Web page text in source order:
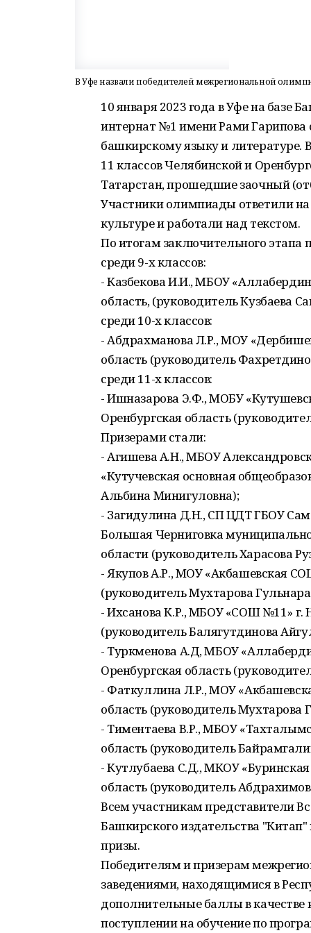
В Уфе назвали победителей межрегиональной
10 января 2023 года в Уфе на базе
интернат №1 имени Рами
башкирскому языку и литературе.
11 классов Челябинской и
Татарстан, прошедшие заочный
Участники олимпиады ответили
культуре и работали над текстом.
По итогам заключительного этапа
среди 9-х классов:
- Казбекова И.И., МБОУ
область, (руководитель Кузбаева
среди 10-х классов:
- Абдрахманова Л.Р., МОУ
область (руководитель
среди 11-х классов:
- Ишназарова Э.Ф., МОБУ
Оренбургская область
Призерами стали:
- Агишева А.Н., МБОУ
«Кутучевская основная
Альбина Минигуловна);
- Загидулина Д.Н., СП ЦДТ ГБОУ
Большая Черниговка
области (руководитель Харасова
- Якупов А.Р., МОУ «Акбашевская
(руководитель Мухтарова
- Ихсанова К.Р., МБОУ «СОШ №11» г.
(руководитель Балягутдинова
- Туркменова А.Д, МБОУ
Оренбургская область
- Фаткуллина Л.Р., МОУ
область (руководитель Мухтарова
- Тиментаева В.Р., МБОУ
область (руководитель
- Кутлубаева С.Д., МКОУ
область (руководитель
Всем участникам представители
Башкирского издательства
призы.
Победителям и призерам
заведениями, находящимися в
дополнительные баллы в
поступлении на обучение по